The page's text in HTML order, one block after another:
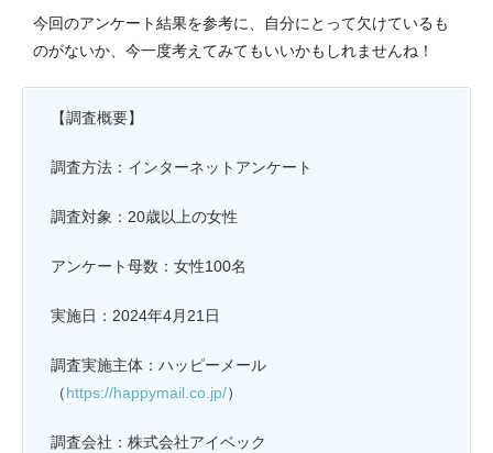
今回のアンケート結果を参考に、自分にとって欠けているも
のがないか、今一度考えてみてもいいかもしれませんね！
【調査概要】
調査方法：インターネットアンケート
調査対象：20歳以上の女性
アンケート母数：女性100名
実施日：2024年4月21日
調査実施主体：ハッピーメール
（https://happymail.co.jp/）
調査会社：株式会社アイベック